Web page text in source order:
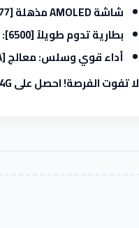
شاشة AMOLED مذهلة [6.77]:
بطارية تدوم طويلاً [6500]:
أداء قوي وسلس:معالج [G200 ULTRA] يضمن لك تشغيل التطبيقات والألعاب بسلاسة فائقة، وتجربة استخدام خالية من التأخير.
لا تفوت الفرصة! احصل على Redmi Note 15 Pro 4G الآن واستمتع بتجربة هاتف ذكي متكاملة تلبي جميع احتياجاتك.